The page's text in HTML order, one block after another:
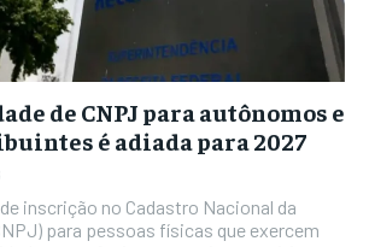
de CNPJ para autônomos e
é adiada para 2027
inscrição no Cadastro Nacional da
para pessoas físicas que exercem